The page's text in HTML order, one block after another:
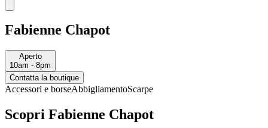
Fabienne Chapot
Aperto
10am - 8pm
Contatta la boutique
Accessori e borseAbbigliamentoScarpe
Scopri Fabienne Chapot